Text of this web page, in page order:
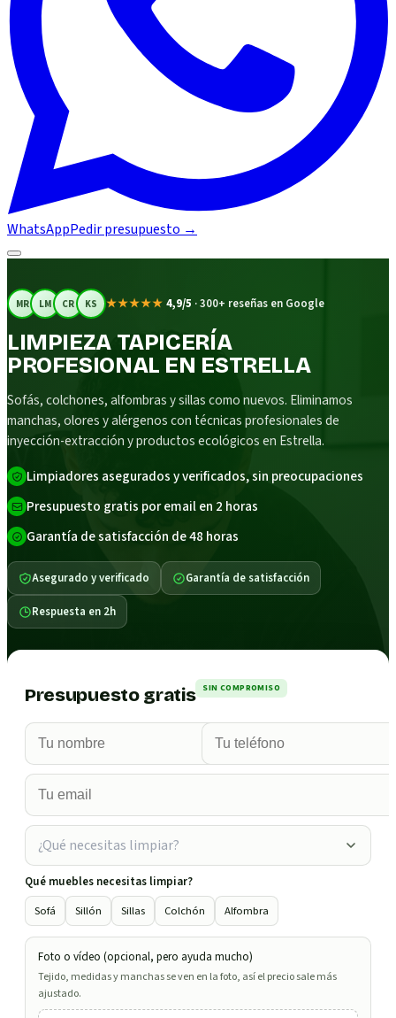
WhatsAppPedir presupuesto →
MR LM CR KS ★★★★★ 4,9/5 ·300+ reseñas en Google
LIMPIEZA TAPICERÍA
PROFESIONAL EN ESTRELLA
Sofás, colchones, alfombras y sillas como nuevos. Eliminamos
manchas, olores y alérgenos con técnicas profesionales de
inyección-extracción y productos ecológicos en Estrella.
Limpiadores asegurados y verificados, sin preocupaciones
Presupuesto gratis por email en 2 horas
Garantía de satisfacción de 48 horas
Asegurado y verificado Garantía de satisfacción
Respuesta en 2h
Presupuesto gratis SIN COMPROMISO
¿Qué necesitas limpiar?
Qué muebles necesitas limpiar?
Sofá
Sillón Sillas Colchón Alfombra
Foto o vídeo (opcional, pero ayuda mucho)
Tejido, medidas y manchas se ven en la foto, así el precio sale más
ajustado.